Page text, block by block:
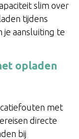
slim over
tijdens
je aansluiting te
opladen
met
directe
bij